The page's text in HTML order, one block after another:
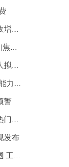
在线旅游排名前十的股票（第三季度营收增幅排行榜）
运输概念股2026一览(名单)（2026/1/16）|焦点热闻
焦点快播：伟思医疗：实控人一致行动人拟减持公司不超3%股份
当前焦点!库里：全队都具备出色的三分能力，面对贴防我知道如何保持效率
警
均普智能拟募资超10亿元投向机器人等热门项目 IPO募投项目两次延期未达预期|每日热文
发布
首次将科技型中小企业纳入梯度培育范围 工信部发布管理办法_即时